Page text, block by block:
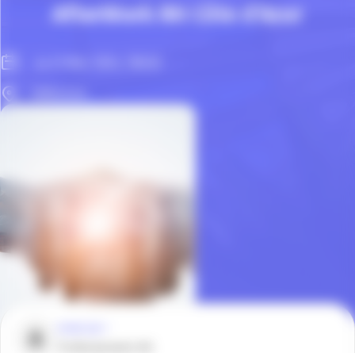
AfterWork RH Côte d’Azur
Valbonne